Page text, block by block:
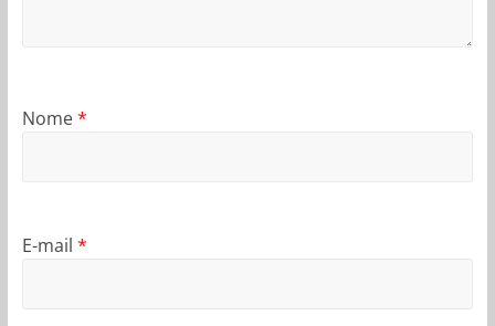
Nome*
E-mail *